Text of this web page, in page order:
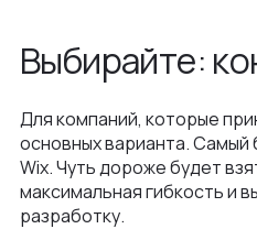
Выбирайте:
Для компаний, которые
основных варианта. Самый
Wix. Чуть дороже будет
максимальная гибкость и
разработку.